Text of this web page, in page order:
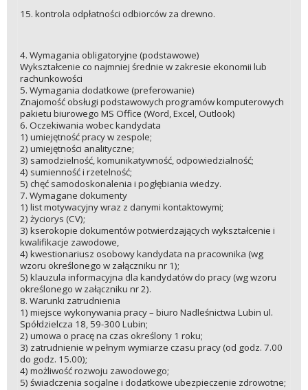
15. kontrola odpłatności odbiorców za drewno.
4. Wymagania obligatoryjne (podstawowe)
Wykształcenie co najmniej średnie w zakresie ekonomii lub
rachunkowości
5. Wymagania dodatkowe (preferowanie)
Znajomość obsługi podstawowych programów komputerowych
pakietu biurowego MS Office (Word, Excel, Outlook)
6. Oczekiwania wobec kandydata
1) umiejętność pracy w zespole;
2) umiejętności analityczne;
3) samodzielność, komunikatywność, odpowiedzialność;
4) sumienność i rzetelność;
5) chęć samodoskonalenia i pogłębiania wiedzy.
7. Wymagane dokumenty
1) list motywacyjny wraz z danymi kontaktowymi;
2) życiorys (CV);
3) kserokopie dokumentów potwierdzających wykształcenie i
kwalifikacje zawodowe,
4) kwestionariusz osobowy kandydata na pracownika (wg
wzoru określonego w załączniku nr 1);
5) klauzula informacyjna dla kandydatów do pracy (wg wzoru
określonego w załączniku nr 2).
8. Warunki zatrudnienia
1) miejsce wykonywania pracy – biuro Nadleśnictwa Lubin ul.
Spółdzielcza 18, 59-300 Lubin;
2) umowa o pracę na czas określony 1 roku;
3) zatrudnienie w pełnym wymiarze czasu pracy (od godz. 7.00
do godz. 15.00);
4) możliwość rozwoju zawodowego;
5) świadczenia socjalne i dodatkowe ubezpieczenie zdrowotne;